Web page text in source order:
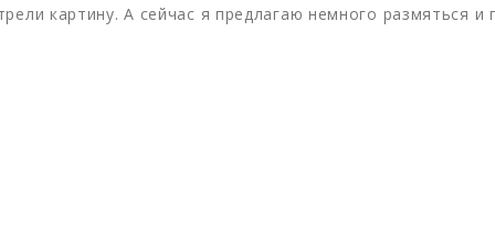
картину. А сейчас я предлагаю немного размяться и